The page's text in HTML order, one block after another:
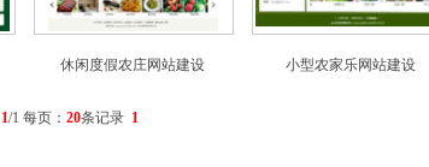
休闲度假农庄网站建设 小型农家乐网站建设
1/1 每页： 20条记录 1